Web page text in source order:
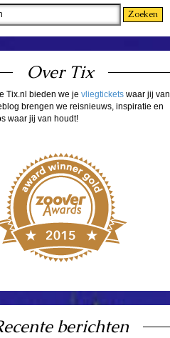
Over Tix
Tix.nl bieden we je vliegtickets waar jij van
brengen we reisnieuws, inspiratie en
waar jij van houdt!
berichten